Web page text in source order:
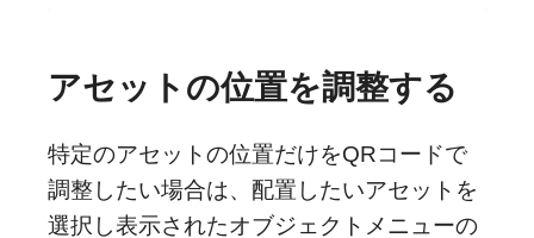
アセットの位置を調整する
特定のアセットの位置だけをQRコードで
調整したい場合は、配置したいアセットを
選択し表示されたオブジェクトメニューの